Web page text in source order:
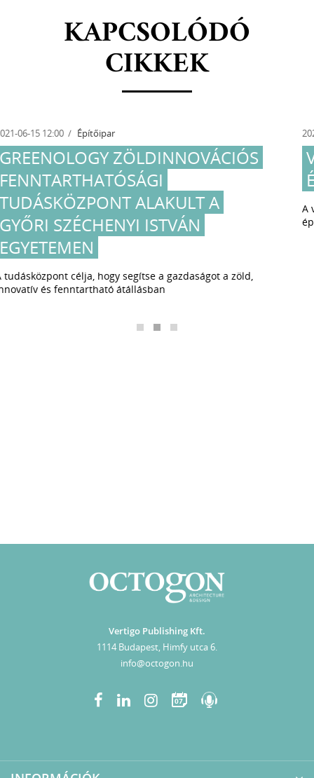
KAPCSOLÓDÓ
CIKKEK
2021-04-20 10:38 Építészet
VERSENY NÉPSZERŰSÍTI AZ
ÉPÍTŐMÉRNÖK-SZAKMÁT
A verseny célja, hogy egyre többen lássanak perspektívát az
építőiparban.
Vertigo Publishing Kft.
1114 Budapest, Himfy utca 6.
info@octogon.hu
07